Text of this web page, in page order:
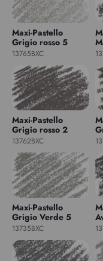
Maxi-Pastello
Grigio rosso 5
13765BXC
Maxi-Pastello
Grigio rosso 2
13762BXC
Maxi-Pastello
Grigio Verde 5
13735BXC